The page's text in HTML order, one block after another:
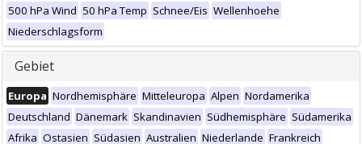
500 hPa Wind 50 hPa Temp Schnee/Eis Wellenhoehe
Niederschlagsform
Gebiet
Europa Nordhemisphäre Mitteleuropa Alpen Nordamerika
Deutschland Dänemark Skandinavien Südhemisphäre Südamerika
Afrika Ostasien Südasien Australien Niederlande Frankreich